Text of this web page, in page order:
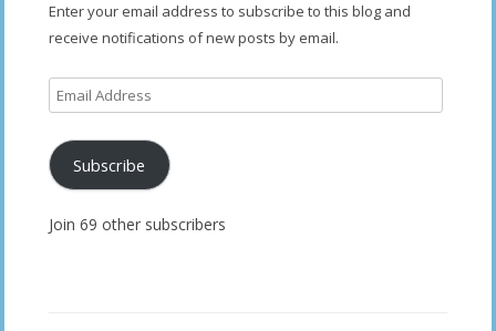
Enter your email address to subscribe to this blog and
receive notifications of new posts by email.
Email
Address
Subscribe
Join 69 other subscribers